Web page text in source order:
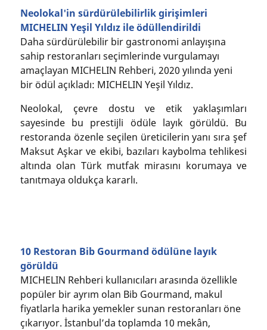
Neolokal'in sürdürülebilirlik girişimleri
MICHELIN Yeşil Yıldız ile ödüllendirildi
Daha sürdürülebilir bir gastronomi anlayışına
sahip restoranları seçimlerinde vurgulamayı
amaçlayan MICHELIN Rehberi, 2020 yılında yeni
bir ödül açıkladı: MICHELIN Yeşil Yıldız.
Neolokal, çevre dostu ve etik yaklaşımları
sayesinde bu prestijli ödüle layık görüldü. Bu
restoranda özenle seçilen üreticilerin yanı sıra şef
Maksut Aşkar ve ekibi, bazıları kaybolma tehlikesi
altında olan Türk mutfak mirasını korumaya ve
tanıtmaya oldukça kararlı.
10 Restoran Bib Gourmand ödülüne layık
görüldü
MICHELIN Rehberi kullanıcıları arasında özellikle
popüler bir ayrım olan Bib Gourmand, makul
fiyatlarla harika yemekler sunan restoranları öne
çıkarıyor. İstanbul’da toplamda 10 mekân,